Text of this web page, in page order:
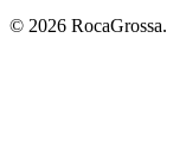
© 2026 RocaGrossa.